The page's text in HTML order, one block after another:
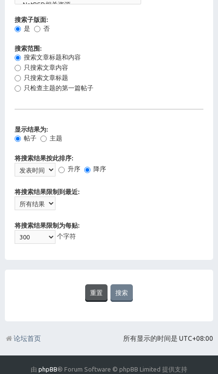
搜索子版面:
是
否
搜索范围:
搜索文章标题和内容
只搜索文章内容
只搜索文章标题
只检查主题的第一篇帖子
显示结果为:
帖子
主题
将搜索结果按此排序:
升序
降序
将搜索结果限制到最近:
将搜索结果限制为每贴:
个字符
所有显示的时间是 UTC+08:00
论坛首页
由 phpBB® Forum Software © phpBB Limited 提供支持